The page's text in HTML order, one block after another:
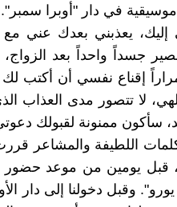
في دار "أوبرا
يعذبني بعدك عني
جسداً واحداً بعد
مراراً إقناع نفسي أن
لا تتصور مدى العذاب
سأكون ممنونة لقبولك
اللطيفة والمشاعر
قبل يومين من موعد حضور
وقبل دخولنا إلى دار